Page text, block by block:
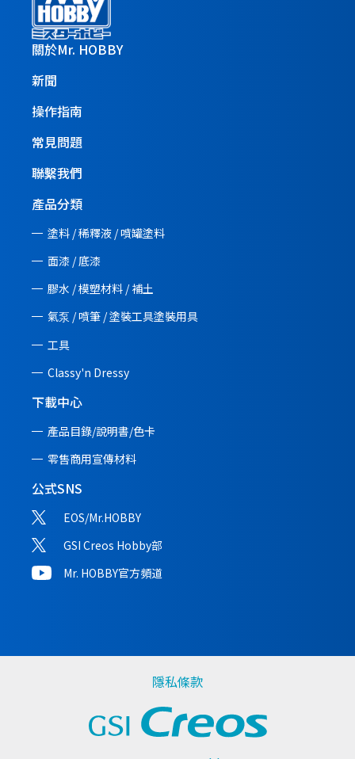
關於Mr. HOBBY
新聞
操作指南
常見問題
聯繫我們
產品分類
塗料 / 稀釋液 / 噴罐塗料
面漆 / 底漆
膠水 / 模塑材料 / 補土
氣泵 / 噴筆 / 塗裝工具塗裝用具
工具
Classy'n Dressy
下載中心
產品目錄/說明書/色卡
零售商用宣傳材料
公式SNS
EOS/Mr.HOBBY
GSI Creos Hobby部
Mr. HOBBY官方頻道
隱私條款